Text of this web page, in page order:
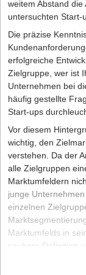
einreichen
Sie sind kein
2. Lassen Sie
Dafür müssen Sie
moderne Webseite
Design, welche
lange Sicht deutlich
überzeugen.
3. Gehen Sie mit
behalten Sie die
Effizientes
viele
müssen, werden
Wichtige
Branchenkontakte:
weitem Abstand die
untersuchten Start-
Die präzise
erfolgreiche
Zielgruppe, wer ist
Unternehmen bei
häufig gestellte
Start-ups
Vor diesem
wichtig, den
verstehen. Da der
alle Zielgruppen
Marktumfeldern
junge
einzelnen
Marktumfelds in
saubere Definition